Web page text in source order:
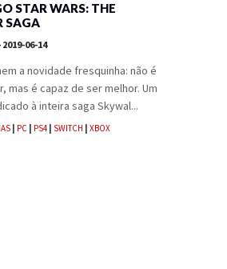
STAR WARS: THE
SAGA
2019-06-14
a novidade fresquinha: não é
mas é capaz de ser melhor. Um
à inteira saga Skywal...
PC PS4 SWITCH XBOX